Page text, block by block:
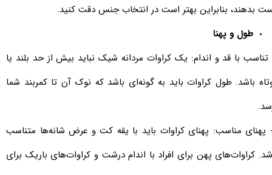
بدهند، بنابراین بهتر است در انتخاب جنس دقت کنید.
طول و پهنا
تناسب با قد و اندام: یک کراوات مردانه شیک نباید بیش از حد بلند یا
باشد. طول کراوات باید به گونه‌ای باشد که نوک آن تا کمربند شما
پهنای مناسب: پهنای کراوات باید با یقه کت و عرض شانه‌ها متناسب
کراوات‌های پهن برای افراد با اندام درشت و کراوات‌های باریک برای